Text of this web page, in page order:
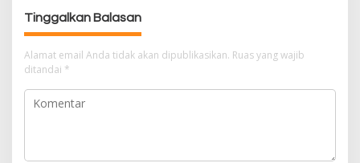
p
s
Tinggalkan Balasan
Alamat email Anda tidak akan dipublikasikan. Ruas yang wajib
ditandai *